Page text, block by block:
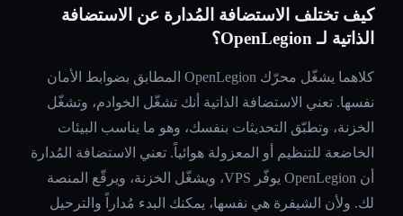
كيف تختلف الاستضافة المُدارة عن الاستضافة
الذاتية لـ OpenLegion؟
كلاهما يشغّل محرّك OpenLegion المطابق بضوابط الأمان
نفسها. تعني الاستضافة الذاتية أنك تشغّل الخوادم، وتشغّل
الخزنة، وتطبّق التحديثات بنفسك، وهو ما يناسب البيئات
الخاضعة للتنظيم أو المعزولة هوائياً. تعني الاستضافة المُدارة
أن OpenLegion يوفّر VPS، ويشغّل الخزنة، ويرقّع المنصة
لك. ولأن الشيفرة هي نفسها، يمكنك البدء مُداراً والترحيل